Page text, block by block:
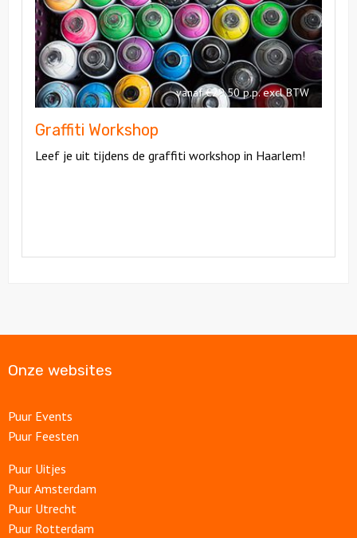
Workshop
vanaf €29,50 p.p. excl BTW
Graffiti Workshop
Leef je uit tijdens de graffiti workshop in Haarlem!
Onze websites
Puur Events
Puur Feesten
Puur Uitjes
Puur Amsterdam
Puur Utrecht
Puur Rotterdam